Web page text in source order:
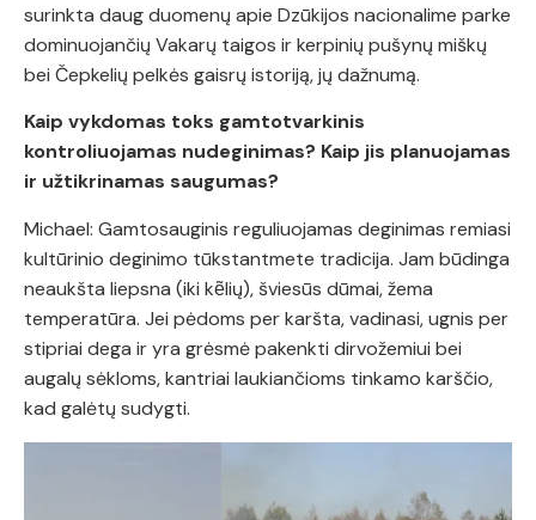
surinkta daug duomenų apie Dzūkijos nacionalime parke
dominuojančių Vakarų taigos ir kerpinių pušynų miškų
bei Čepkelių pelkės gaisrų istoriją, jų dažnumą.
Kaip vykdomas toks gamtotvarkinis
kontroliuojamas nudeginimas? Kaip jis planuojamas
ir užtikrinamas saugumas?
Michael: Gamtosauginis reguliuojamas deginimas remiasi
kultūrinio deginimo tūkstantmete tradicija. Jam būdinga
neaukšta liepsna (iki kẽlių), šviesūs dūmai, žema
temperatūra. Jei pėdoms per karšta, vadinasi, ugnis per
stipriai dega ir yra grėsmė pakenkti dirvožemiui bei
augalų sėkloms, kantriai laukiančioms tinkamo karščio,
kad galėtų sudygti.